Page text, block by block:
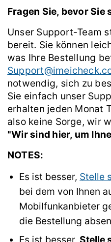
Fragen Sie, bevor Sie
Unser Support-Team
bereit. Sie können
was Ihre Bestellung
notwendig, sich zu
Sie einfach unser
erhalten jeden Monat
also keine Sorge, wir
"Wir sind hier, um
NOTES:
Es ist besser, Stelle
bei dem von Ihnen
Mobilfunkanbieter
die Bestellung
Es ist besser, Stelle